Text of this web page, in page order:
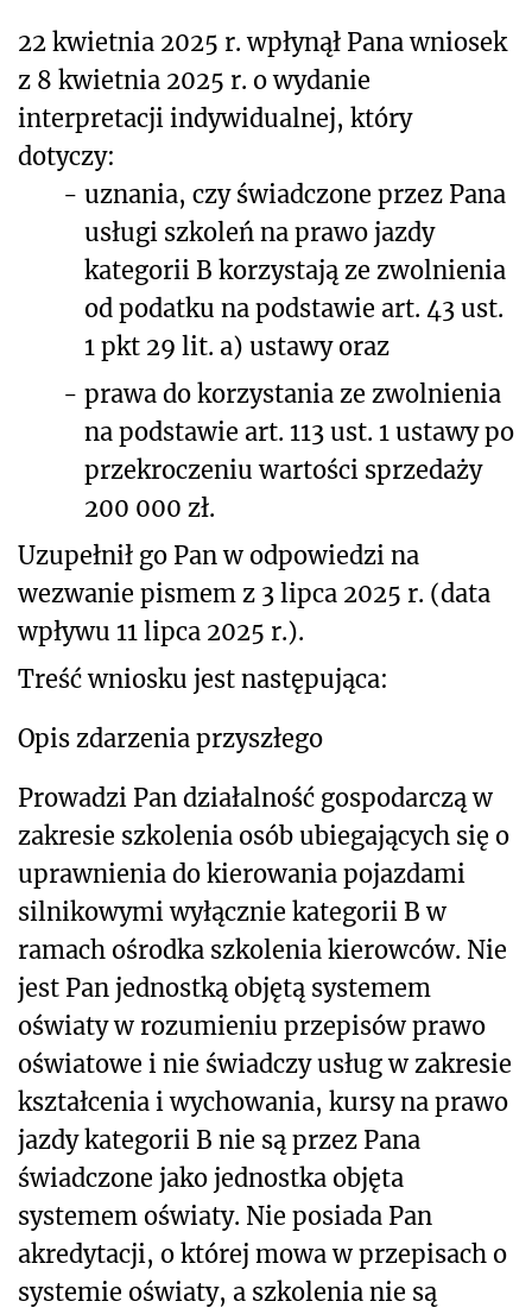
22 kwietnia 2025 r. wpłynął Pana wniosek
z 8 kwietnia 2025 r. o wydanie
interpretacji indywidualnej, który
dotyczy:
- uznania, czy świadczone przez Pana
usługi szkoleń na prawo jazdy
kategorii B korzystają ze zwolnienia
od podatku na podstawie art. 43 ust.
1 pkt 29 lit. a) ustawy oraz
- prawa do korzystania ze zwolnienia
na podstawie art. 113 ust. 1 ustawy po
przekroczeniu wartości sprzedaży
200 000 zł.
Uzupełnił go Pan w odpowiedzi na
wezwanie pismem z 3 lipca 2025 r. (data
wpływu 11 lipca 2025 r.).
Treść wniosku jest następująca:
Opis zdarzenia przyszłego
Prowadzi Pan działalność gospodarczą w
zakresie szkolenia osób ubiegających się o
uprawnienia do kierowania pojazdami
silnikowymi wyłącznie kategorii B w
ramach ośrodka szkolenia kierowców. Nie
jest Pan jednostką objętą systemem
oświaty w rozumieniu przepisów prawo
oświatowe i nie świadczy usług w zakresie
kształcenia i wychowania, kursy na prawo
jazdy kategorii B nie są przez Pana
świadczone jako jednostka objęta
systemem oświaty. Nie posiada Pan
akredytacji, o której mowa w przepisach o
systemie oświaty, a szkolenia nie są